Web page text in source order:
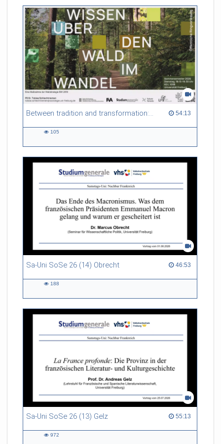
Between tradition and transformation: how owners, advisers and institutions co-create knowledge for resilient forests in Europe 54:13
54:13 duration
105
Sa-Uni SoSe 26 (14) Obrecht 46:53
46:53 duration
188
Sa-Uni SoSe 26 (13) Gelz 55:13
55:13 duration
972